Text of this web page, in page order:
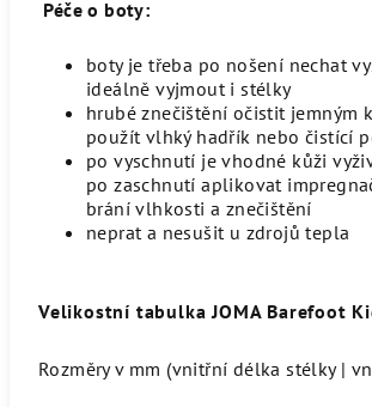
Péče o boty:
boty je třeba po nošení nechat
ideálně vyjmout i stélky
hrubé znečištění očistit jemným
použít vlhký hadřík nebo čistící
po vyschnutí je vhodné kůži
po zaschnutí aplikovat
brání vlhkosti a znečištění
neprat a nesušit u zdrojů tepla
Velikostní tabulka JOMA Barefoot
Rozměry v mm (vnitřní délka stélky |